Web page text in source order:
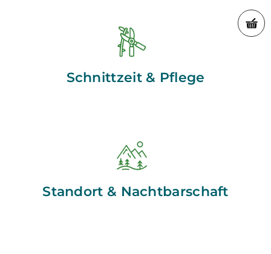
Schnittzeit & Pflege
Standort & Nachtbarschaft